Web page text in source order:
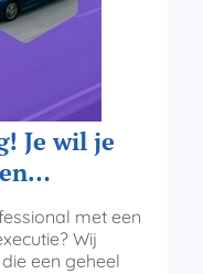
Je wil je
met een
Wij
een geheel